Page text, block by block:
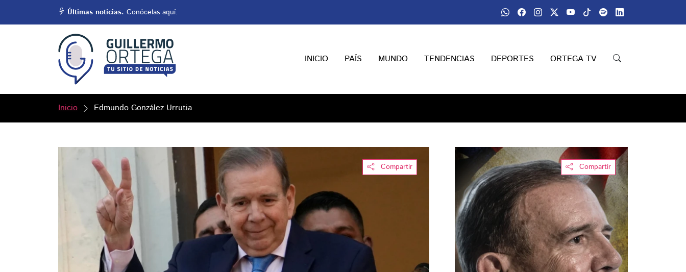
Últimas noticias. Conócelas aquí.
INICIO PAÍS MUNDO TENDENCIAS DEPORTES ORTEGA TV
Inicio Edmundo González Urrutia
Compartir Compartir